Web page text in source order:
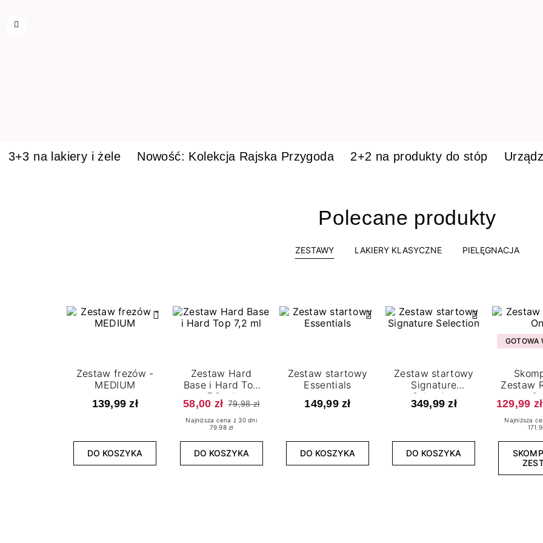
3+3 na lakiery i żele Nowość: Kolekcja Rajska Przygoda 2+2 na produkty do stóp
Polecane produkty
ZESTAWY LAKIERY KLASYCZNE PIELĘGNACJA
Zestaw frezów -
MEDIUM
139,99 zł
DO KOSZYKA
Zestaw Hard
Base i Hard Top
7,2 ml
58,00 zł 79,98 zł
Najniższa cena z 30 dni
79.98 zł
DO KOSZYKA
Zestaw startowy
Essentials
149,99 zł
DO KOSZYKA
Zestaw startowy
Signature
Selection
349,99 zł
DO KOSZYKA
GOTOWA
Zestaw
129,99 zł
Najniższa